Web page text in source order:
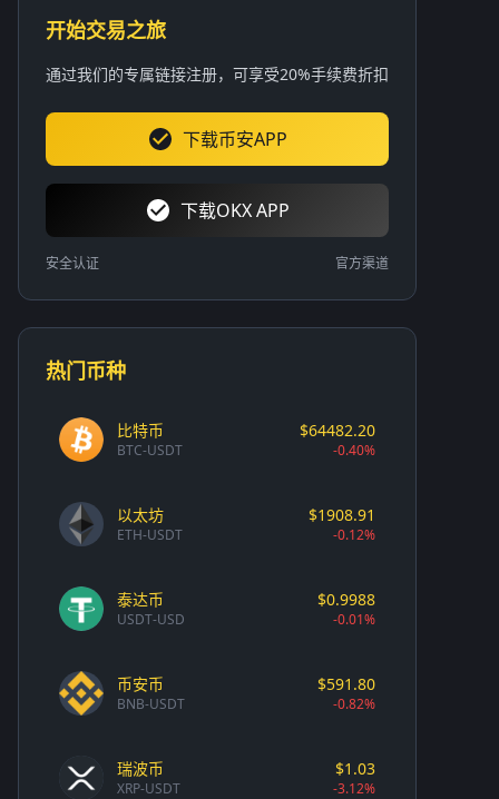
开始交易之旅
通过我们的专属链接注册，可享受20%手续费折扣
下载币安APP
下载OKX APP
安全认证 官方渠道
热门币种
比特币
BTC-USDT
$64482.20
-0.40%
以太坊
ETH-USDT
$1908.91
-0.12%
泰达币
USDT-USD
$0.9988
-0.01%
币安币
BNB-USDT
$591.80
-0.82%
瑞波币
XRP-USDT
$1.03
-3.12%